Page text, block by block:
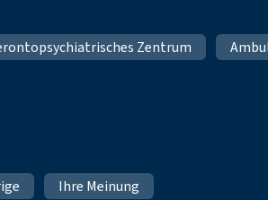
Zentrum
Ihre Meinung